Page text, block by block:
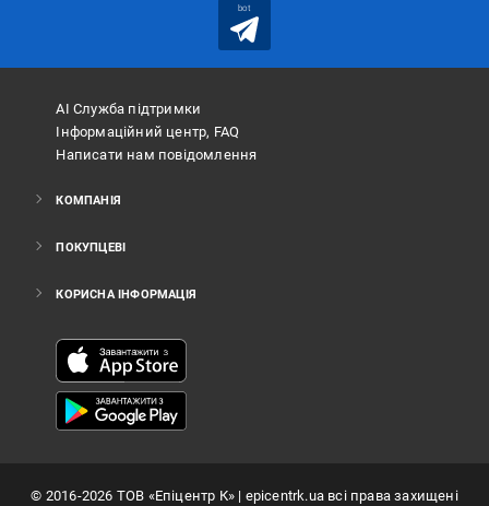
bot
АІ Служба підтримки
Інформаційний центр, FAQ
Написати нам повідомлення
КОМПАНІЯ
ПОКУПЦЕВІ
КОРИСНА ІНФОРМАЦІЯ
© 2016-2026 ТОВ «Епіцентр К»| epicentrk.ua всі права захищені